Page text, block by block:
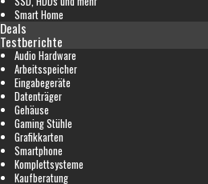
Smart Home
Deals
Testberichte
Audio Hardware
Arbeitsspeicher
Eingabegeräte
Datenträger
Gehäuse
Gaming Stühle
Grafikkarten
Smartphone
Komplettsysteme
Kaufberatung